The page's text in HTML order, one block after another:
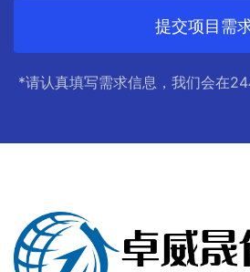
提交项目需
*请认真填写需求信息，我们会在